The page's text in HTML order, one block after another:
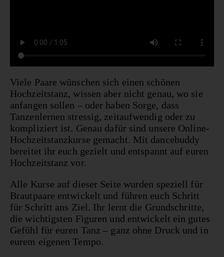
Viele Paare wünschen sich einen schönen
Hochzeitstanz, wissen aber nicht genau, wo sie
anfangen sollen – oder haben Sorge, dass
Tanzenlernen stressig, zeitaufwendig oder zu
kompliziert ist. Genau dafür sind unsere Online-
Hochzeitstanzkurse gemacht. Mit dancebuddy
bereitet ihr euch gezielt und entspannt auf euren
Hochzeitstanz vor.
Alle Kurse auf dieser Seite wurden speziell für
Brautpaare entwickelt und führen euch Schritt
für Schritt ans Ziel. Ihr lernt die Grundschritte,
die wichtigsten Figuren und entwickelt ein gutes
Gefühl für euren Tanz – ganz ohne Druck und in
eurem eigenen Tempo.